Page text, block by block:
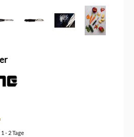
- 2 Tage